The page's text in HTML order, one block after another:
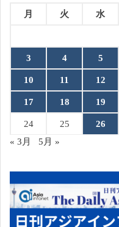
月 火 水
3 4 5
10 11 12
17 18 19
24 25 26
« 3月
5月 »